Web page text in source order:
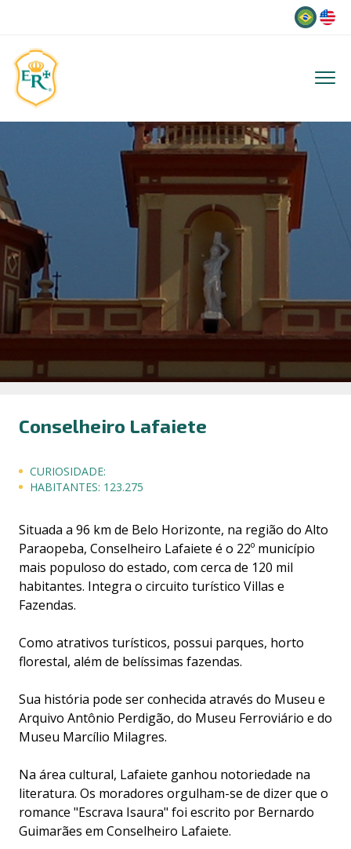
Conselheiro Lafaiete
CURIOSIDADE:
HABITANTES: 123.275
Situada a 96 km de Belo Horizonte, na região do Alto
Paraopeba, Conselheiro Lafaiete é o 22º município
mais populoso do estado, com cerca de 120 mil
habitantes. Integra o circuito turístico Villas e
Fazendas.
Como atrativos turísticos, possui parques, horto
florestal, além de belíssimas fazendas.
Sua história pode ser conhecida através do Museu e
Arquivo Antônio Perdigão, do Museu Ferroviário e do
Museu Marcílio Milagres.
Na área cultural, Lafaiete ganhou notoriedade na
literatura. Os moradores orgulham-se de dizer que o
romance "Escrava Isaura" foi escrito por Bernardo
Guimarães em Conselheiro Lafaiete.